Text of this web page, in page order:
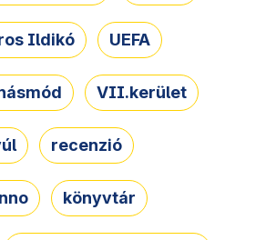
Ildikó UEFA
VII.kerület
recenzió
könyvtár